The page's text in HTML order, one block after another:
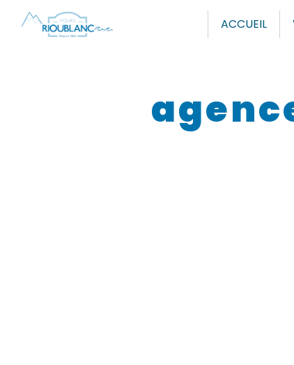
ACCUEIL
Panneau de gestion des cookies